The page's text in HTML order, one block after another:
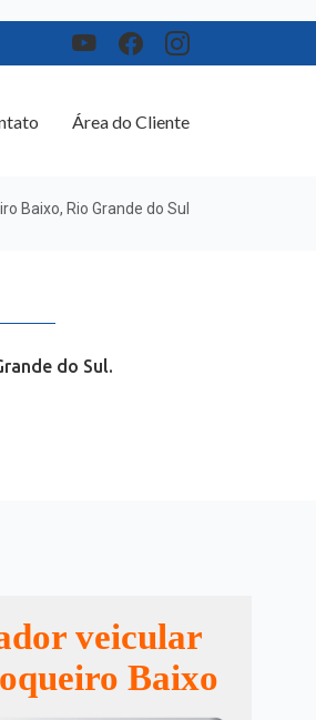
do Sul.
veicular
Baixo